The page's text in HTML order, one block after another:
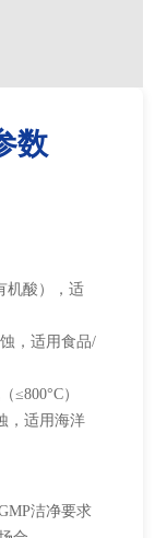
数
机酸），适
，适用食品/
≤800°C）
，适用海洋
洁净要求